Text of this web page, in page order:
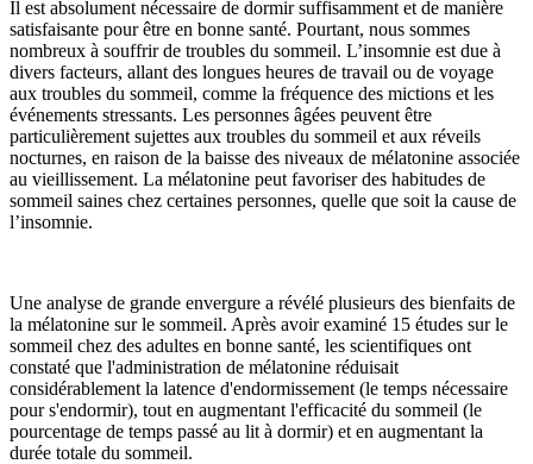
Il est absolument nécessaire de dormir suffisamment et de manière
satisfaisante pour être en bonne santé. Pourtant, nous sommes
nombreux à souffrir de troubles du sommeil. L’insomnie est due à
divers facteurs, allant des longues heures de travail ou de voyage
aux troubles du sommeil, comme la fréquence des mictions et les
événements stressants. Les personnes âgées peuvent être
particulièrement sujettes aux troubles du sommeil et aux réveils
nocturnes, en raison de la baisse des niveaux de mélatonine associée
au vieillissement. La mélatonine peut favoriser des habitudes de
sommeil saines chez certaines personnes, quelle que soit la cause de
l’insomnie.
Une analyse de grande envergure a révélé plusieurs des bienfaits de
la mélatonine sur le sommeil. Après avoir examiné 15 études sur le
sommeil chez des adultes en bonne santé, les scientifiques ont
constaté que l'administration de mélatonine réduisait
considérablement la latence d'endormissement (le temps nécessaire
pour s'endormir), tout en augmentant l'efficacité du sommeil (le
pourcentage de temps passé au lit à dormir) et en augmentant la
durée totale du sommeil.